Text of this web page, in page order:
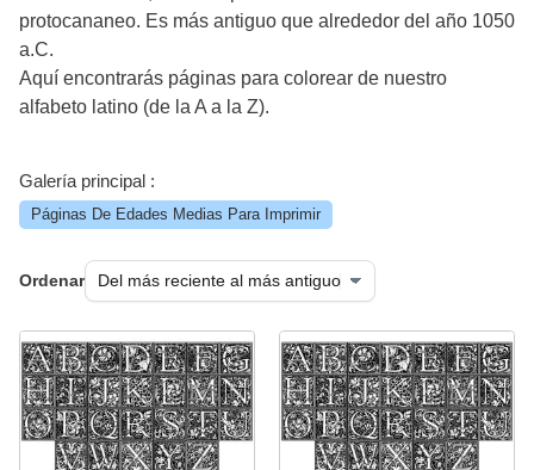
protocananeo. Es más antiguo que alrededor del año 1050
a.C.
Aquí encontrarás páginas para colorear de nuestro
alfabeto latino (de la A a la Z).
Galería principal :
Páginas De Edades Medias Para Imprimir
Ordenar